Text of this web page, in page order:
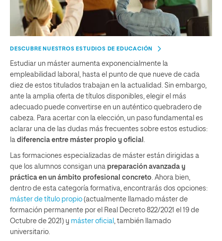
DESCUBRE NUESTROS ESTUDIOS DE EDUCACIÓN
Estudiar un máster aumenta exponencialmente la
empleabilidad laboral, hasta el punto de que nueve de cada
diez de estos titulados trabajan en la actualidad. Sin embargo,
ante la amplia oferta de títulos disponibles, elegir el más
adecuado puede convertirse en un auténtico quebradero de
cabeza. Para acertar con la elección, un paso fundamental es
aclarar una de las dudas más frecuentes sobre estos estudios:
la diferencia entre máster propio y oficial
Las formaciones especializadas de máster están dirigidas a
que los alumnos consigan una preparación avanzada y
práctica en un ámbito profesional concreto . Ahora bien,
dentro de esta categoría formativa, encontrarás dos opciones:
máster de título propio (actualmente llamado máster de
formación permanente por el Real Decreto 822/2021 el 19 de
Octubre de 2021) y máster oficial
, también llamado
universitario.